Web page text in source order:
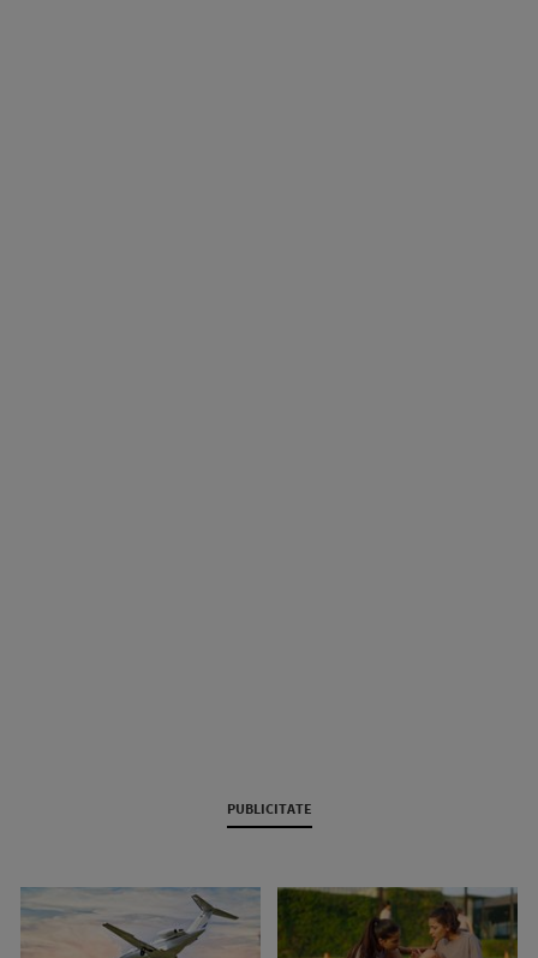
PUBLICITATE